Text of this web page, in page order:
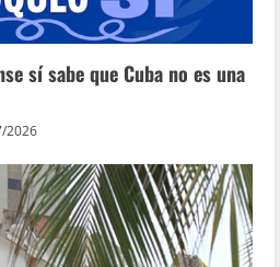
sí sabe que Cuba no es una
2026